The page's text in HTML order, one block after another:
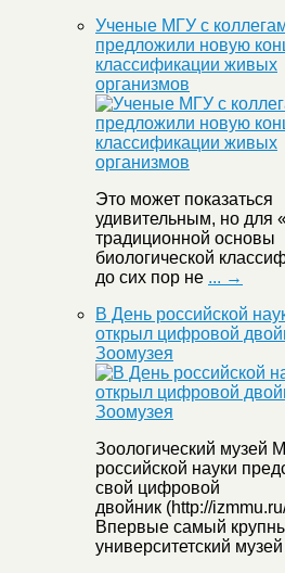
Ученые МГУ с
предложили новую
классификации живых
организмов
Это может показаться
удивительным, но для
традиционной основы
биологической
до сих пор не ... →
В День российской
открыл цифровой
Зоомузея
Зоологический музей
российской науки
свой цифровой
двойник (http://
Впервые самый
университетский музей